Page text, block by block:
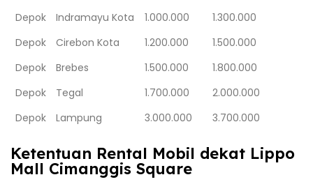
Depok
Indramayu Kota 1.000.000
1.300.000
Depok
Cirebon Kota 1.200.000
1.500.000
Depok
Brebes 1.500.000
1.800.000
Depok
Tegal 1.700.000
2.000.000
Depok
Lampung 3.000.000 3.700.000
Ketentuan Rental Mobil dekat Lippo
Mall Cimanggis Square